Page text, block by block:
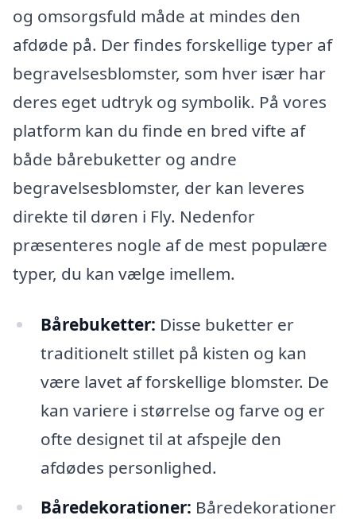
og omsorgsfuld måde at mindes den
afdøde på. Der findes forskellige typer af
begravelsesblomster, som hver især har
deres eget udtryk og symbolik. På vores
platform kan du finde en bred vifte af
både bårebuketter og andre
begravelsesblomster, der kan leveres
direkte til døren i Fly. Nedenfor
præsenteres nogle af de mest populære
typer, du kan vælge imellem.
Bårebuketter: Disse buketter er
traditionelt stillet på kisten og kan
være lavet af forskellige blomster. De
kan variere i størrelse og farve og er
ofte designet til at afspejle den
afdødes personlighed.
Båredekorationer: Båredekorationer